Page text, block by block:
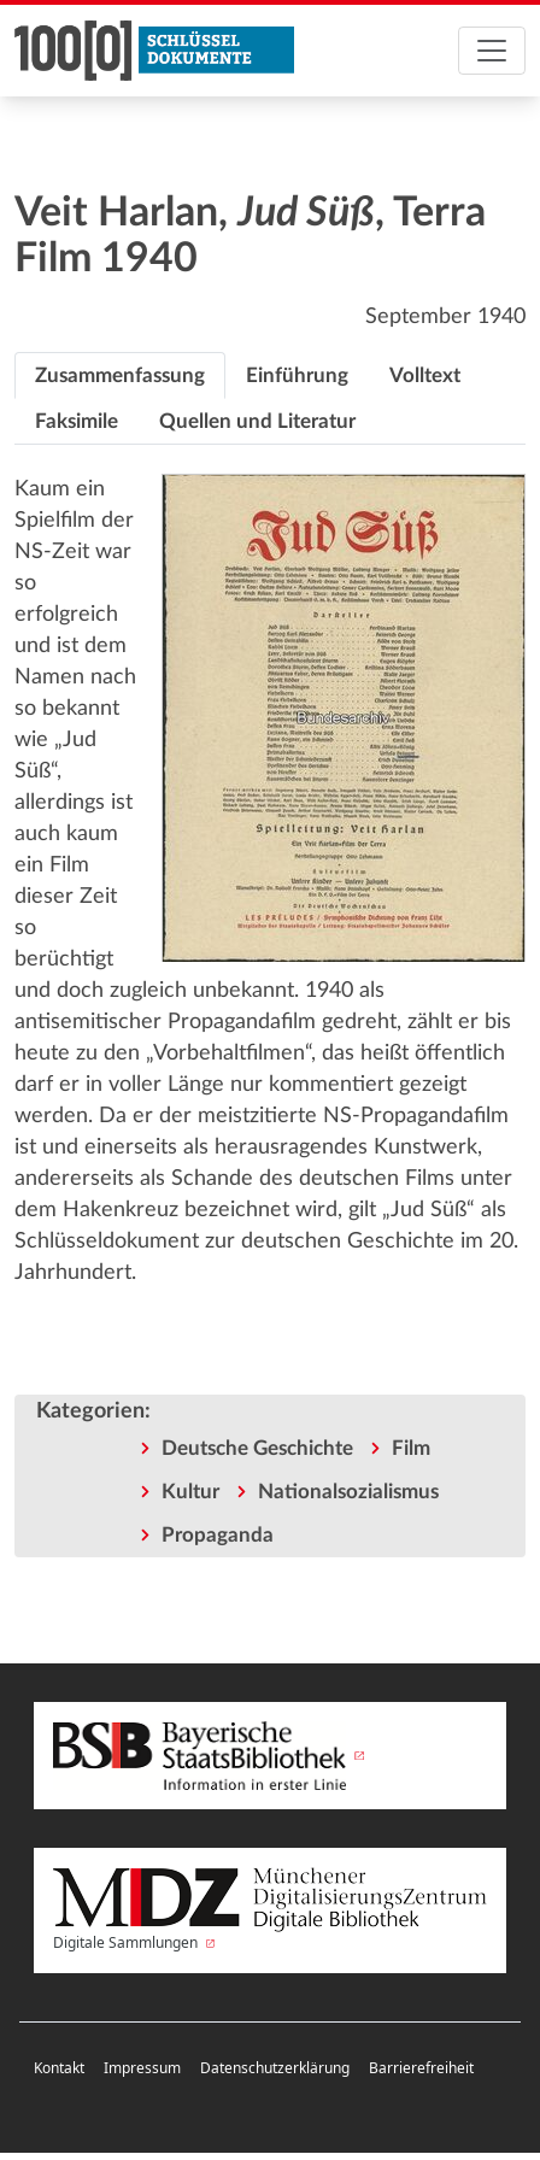
Veit Harlan,Jud Süß, Terra
Film 1940
September 1940
Zusammenfassung Einführung Volltext
Faksimile Quellen und Literatur
Kaum ein
Spielfilm der
NS-Zeit war
so
erfolgreich
und ist dem
Namen nach
so bekannt
wie „Jud
Süß“,
allerdings ist
auch kaum
ein Film
dieser Zeit
so
berüchtigt
und doch zugleich unbekannt. 1940 als
antisemitischer Propagandafilm gedreht, zählt er bis
heute zu den „Vorbehaltfilmen“, das heißt öffentlich
darf er in voller Länge nur kommentiert gezeigt
werden. Da er der meistzitierte NS-Propagandafilm
ist und einerseits als herausragendes Kunstwerk,
andererseits als Schande des deutschen Films unter
dem Hakenkreuz bezeichnet wird, gilt „Jud Süß“ als
Schlüsseldokument zur deutschen Geschichte im 20.
Jahrhundert.
Kategorien:
Deutsche Geschichte Film
Kultur Nationalsozialismus
Propaganda
Digitale Sammlungen
Kontakt Impressum Datenschutzerklärung Barrierefreiheit